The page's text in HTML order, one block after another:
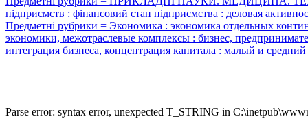
підприємств : фінансовий стан підприємства : деловая
Предметні рубрики = Экономика : экономика отдельных
экономики, межотраслевые комплексы : бизнес,
интеграция бизнеса, концентрация капитала : малый и средний
Parse error: syntax error, unexpected T_STRING in